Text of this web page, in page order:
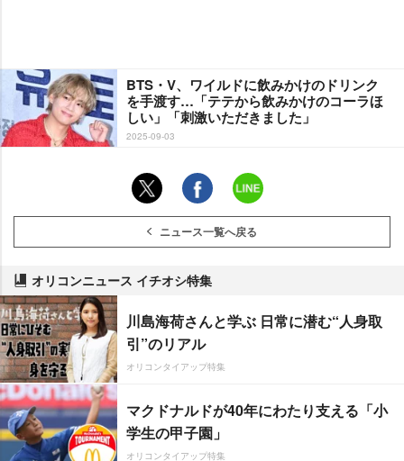
BTS・V、ワイルドに飲みかけのドリンク
を手渡す…「テテから飲みかけのコーラほ
しい」「刺激いただきました」
2025-09-03
ニュース一覧へ戻る
オリコンニュース イチオシ特集
川島海荷さんと学ぶ 日常に潜む“人身取
引”のリアル
オリコンタイアップ特集
マクドナルドが40年にわたり支える「小
学生の甲子園」
オリコンタイアップ特集